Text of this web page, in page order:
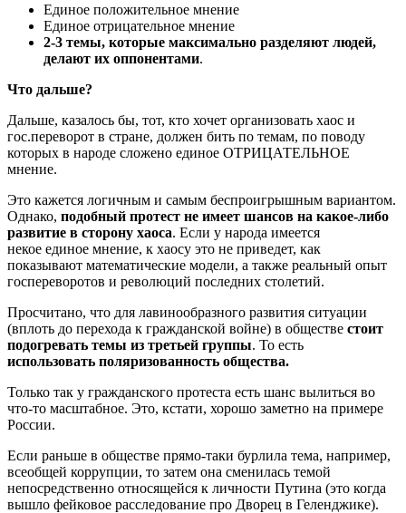
Единое положительное мнение
Единое отрицательное мнение
2-3 темы, которые максимально разделяют людей,
делают их оппонентами.
Что дальше?
Дальше, казалось бы, тот, кто хочет организовать хаос и
гос.переворот в стране, должен бить по темам, по поводу
которых в народе сложено единое ОТРИЦАТЕЛЬНОЕ
мнение.
Это кажется логичным и самым беспроигрышным вариантом.
Однако, подобный протест не имеет шансов на какое-либо
развитие в сторону хаоса. Если у народа имеется
некое единое мнение, к хаосу это не приведет, как
показывают математические модели, а также реальный опыт
госпереворотов и революций последних столетий.
Просчитано, что для лавинообразного развития ситуации
(вплоть до перехода к гражданской войне) в обществе стоит
подогревать темы из третьей группы. То есть
использовать поляризованность общества.
Только так у гражданского протеста есть шанс вылиться во
что-то масштабное. Это, кстати, хорошо заметно на примере
России.
Если раньше в обществе прямо-таки бурлила тема, например,
всеобщей коррупции, то затем она сменилась темой
непосредственно относящейся к личности Путина (это когда
вышло фейковое расследование про Дворец в Геленджике).